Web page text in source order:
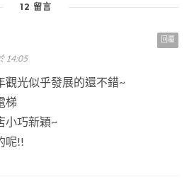
12 留言
回覆
14:05
觀光似乎發展的還不錯~
梯
小巧新穎~
呢!!